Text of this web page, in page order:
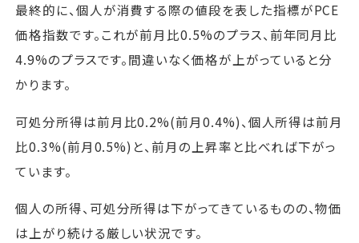
最終的に、個人が消費する際の値段を表した指標がPCE
価格指数です。これが前月比0.5%のプラス、前年同月比
4.9%のプラスです。間違いなく価格が上がっていると分
かります。
可処分所得は前月比0.2%(前月0.4%)、個人所得は前月
比0.3%(前月0.5%)と、前月の上昇率と比べれば下がっ
ています。
個人の所得、可処分所得は下がってきているものの、物価
は上がり続ける厳しい状況です。